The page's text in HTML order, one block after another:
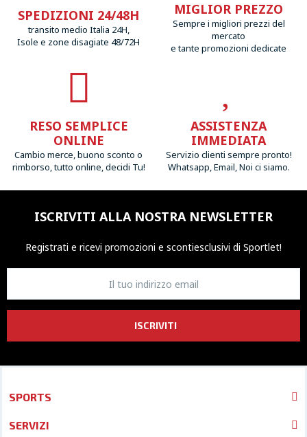
SPEDIZIONI 24/48H
transito medio Italia 24H,
Isole e zone disagiate 48/72H
MIGLIOR PREZZO
Sempre i migliori prezzi del
mercato
e tante promozioni dedicate
RESO SEMPLICE
ONLINE
Cambio merce, buono sconto o
rimborso, tutto online, decidi Tu!
ASSISTENZA
IMMEDIATA
Servizio clienti sempre pronto!
Whatsapp, Email, Noi ci siamo.
ISCRIVITI ALLA NOSTRA NEWSLETTER
Registrati e ricevi promozioni e scontiesclusivi di Sportlet!
ISCRIVITI
SPORTS
SERVIZI